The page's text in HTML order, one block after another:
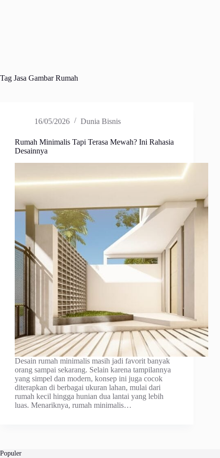
Tag Jasa Gambar Rumah
16/05/2026 Dunia Bisnis
Rumah Minimalis Tapi Terasa Mewah? Ini Rahasia
Desainnya
Desain rumah minimalis masih jadi favorit banyak
orang sampai sekarang. Selain karena tampilannya
yang simpel dan modern, konsep ini juga cocok
diterapkan di berbagai ukuran lahan, mulai dari
rumah kecil hingga hunian dua lantai yang lebih
luas. Menariknya, rumah minimalis…
Populer